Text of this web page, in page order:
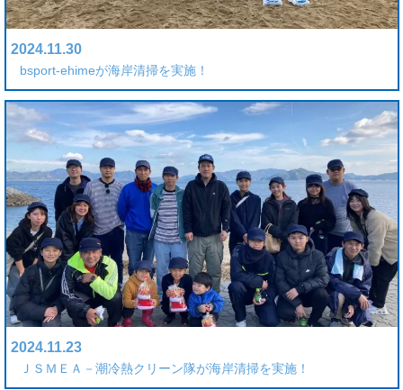
2024.11.30
bsport-ehimeが海岸清掃を実施！
2024.11.23
ＪＳＭＥＡ－潮冷熱クリーン隊が海岸清掃を実施！